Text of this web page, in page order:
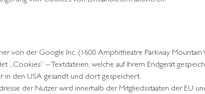
von der Google Inc. (1600 Amphitheatre Parkway Mountain
„Cookies“ – Textdateien, welche auf Ihrem Endgerät
in den USA gesandt und dort gespeichert.
der Nutzer wird innerhalb der Mitgliedsstaaten der EU